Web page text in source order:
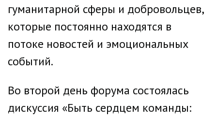
гуманитарной сферы и добровольцев,
которые постоянно находятся в
потоке новостей и эмоциональных
событий.
Во второй день форума состоялась
дискуссия «Быть сердцем команды: